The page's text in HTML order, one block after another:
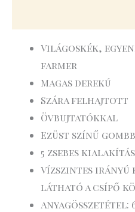
Világoskék,
farmer
Magas derekú
Szára felhajtott
Övbujtatókkal
Ezüst színű
5 zsebes kialakítás
Vízszintes
látható a csípő
Anyagösszetétel: